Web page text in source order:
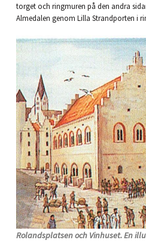
torget och ringmuren på den andra
Almedalen genom Lilla Strandporten i
Rolandsplatsen och Vinhuset. En